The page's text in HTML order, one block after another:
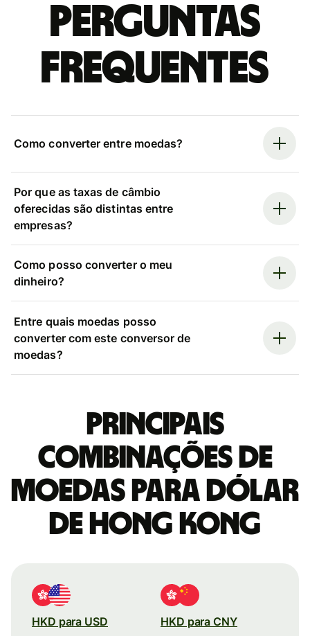
Perguntas
frequentes
Como converter entre moedas?
Por que as taxas de câmbio
oferecidas são distintas entre
empresas?
Como posso converter o meu
dinheiro?
Entre quais moedas posso
converter com este conversor de
moedas?
Principais
combinações de
moedas para Dólar
de Hong Kong
HKD para USD HKD para CNY